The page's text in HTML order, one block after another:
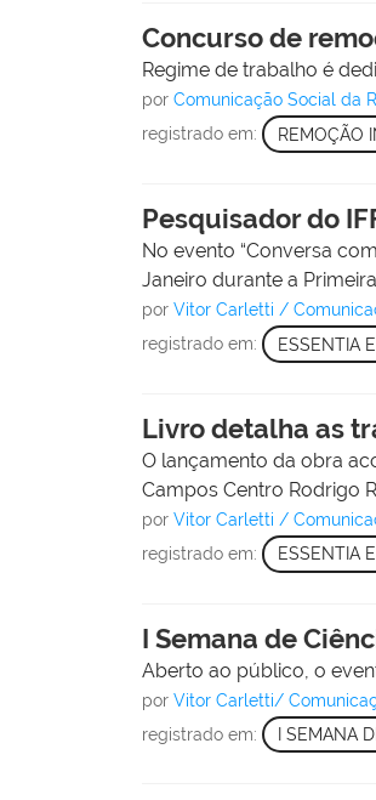
Concurso de
Regime de trabalho é
porComunicação Social da
registrado em: REMOÇÃO
Pesquisador do
No evento “Conversa
Janeiro durante a
porVitor Carletti /
registrado em: ESSENTIA
Livro detalha as
O lançamento da obra
Campos Centro Rodrigo
porVitor Carletti /
registrado em: ESSENTIA
I Semana de
Aberto ao público, o
porVitor Carletti/
registrado em: I SEMANA